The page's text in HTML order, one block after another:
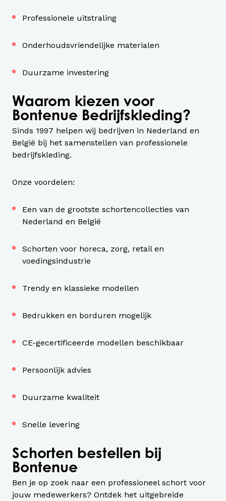
Professionele uitstraling
Onderhoudsvriendelijke materialen
Duurzame investering
Waarom kiezen voor
Bontenue Bedrijfskleding?
Sinds 1997 helpen wij bedrijven in Nederland en
België bij het samenstellen van professionele
bedrijfskleding.
Onze voordelen:
Een van de grootste schortencollecties van
Nederland en België
Schorten voor horeca, zorg, retail en
voedingsindustrie
Trendy en klassieke modellen
Bedrukken en borduren mogelijk
CE-gecertificeerde modellen beschikbaar
Persoonlijk advies
Duurzame kwaliteit
Snelle levering
Schorten bestellen bij
Bontenue
Ben je op zoek naar een professioneel schort voor
jouw medewerkers? Ontdek het uitgebreide